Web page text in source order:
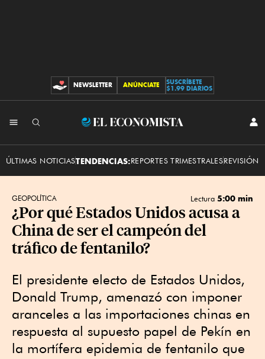
CONTRIBUCIONES
NEWSLETTER ANÚNCIATE
SUSCRÍBETE
$1.99 DIARIOS
El
ÚLTIMAS NOTICIASTENDENCIAS:REPORTES TRIMESTRALESREVISIÓN
GEOPOLÍTICA Lectura 5:00 min
¿Por qué Estados Unidos acusa a
China de ser el campeón del
tráfico de fentanilo?
El presidente electo de Estados Unidos,
Donald Trump, amenazó con imponer
aranceles a las importaciones chinas en
respuesta al supuesto papel de Pekín en
la mortífera epidemia de fentanilo que